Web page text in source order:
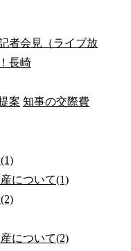
者会見（ライブ放
長崎
案 知事の交際費
について(1)
について(2)